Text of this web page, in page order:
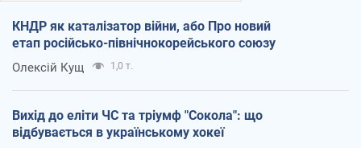
КНДР як каталізатор війни, або Про новий
етап російсько-північнокорейського союзу
Олексій Кущ 1,0 т.
Вихід до еліти ЧС та тріумф "Сокола": що
відбувається в українському хокеї